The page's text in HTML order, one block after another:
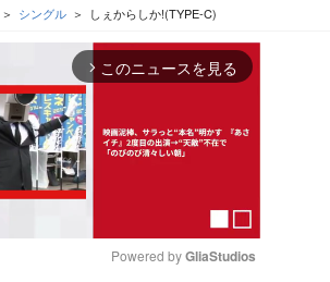
シングル しぇからしか!(TYPE-C)
arrow_forward_ios このニュースを見る
Powered by GliaStudios